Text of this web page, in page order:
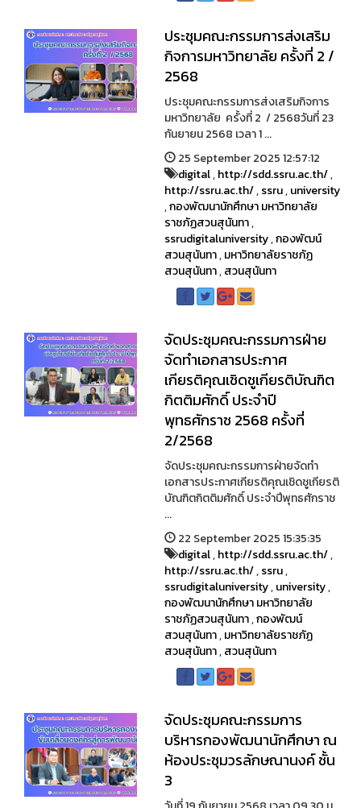
ประชุมคณะกรรมการส่งเสริม
กิจการมหาวิทยาลัย ครั้งที่ 2 /
2568
ประชุมคณะกรรมการส่งเสริมกิจการ
มหาวิทยาลัย ครั้งที่ 2 / 2568วันที่ 23
กันยายน 2568 เวลา 1 ...
25 September 2025 12:57:12
digital,http://sdd.ssru.ac.th/,
http://ssru.ac.th/,ssru,university
,กองพัฒนานักศึกษา มหาวิทยาลัย
ราชภัฏสวนสุนันทา,
ssrudigitaluniversity,กองพัฒน์
สวนสุนันทา,มหาวิทยาลัยราชภัฏ
สวนสุนันทา,สวนสุนันทา
จัดประชุมคณะกรรมการฝ่าย
จัดทำเอกสารประกาศ
เกียรติคุณเชิดชูเกียรติบัณฑิต
กิตติมศักดิ์ ประจำปี
พุทธศักราช 2568 ครั้งที่
2/2568
จัดประชุมคณะกรรมการฝ่ายจัดทำ
เอกสารประกาศเกียรติคุณเชิดชูเกียรติ
บัณฑิตกิตติมศักดิ์ ประจำปีพุทธศักราช
...
22 September 2025 15:35:35
digital,http://sdd.ssru.ac.th/,
http://ssru.ac.th/,ssru,
ssrudigitaluniversity,university,
กองพัฒนานักศึกษา มหาวิทยาลัย
ราชภัฏสวนสุนันทา,กองพัฒน์
สวนสุนันทา,มหาวิทยาลัยราชภัฏ
สวนสุนันทา,สวนสุนันทา
จัดประชุมคณะกรรมการ
บริหารกองพัฒนานักศึกษา ณ
ห้องประชุมวรลักษณานงค์ ชั้น
3